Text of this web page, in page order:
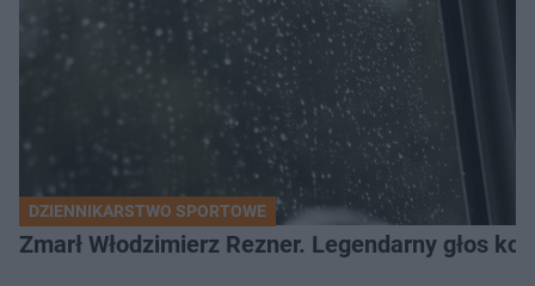
DZIENNIKARSTWO SPORTOWE
Zmarł Włodzimierz Rezner. Legendarny głos